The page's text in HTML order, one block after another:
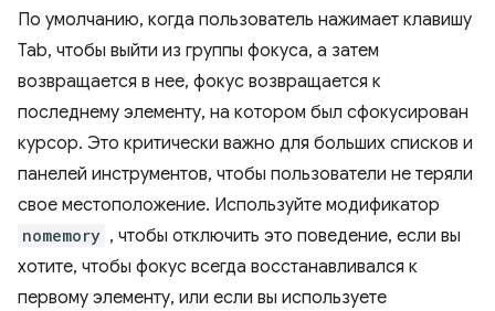
По умолчанию, когда пользователь нажимает клавишу
Tab, чтобы выйти из группы фокуса, а затем
возвращается в нее, фокус возвращается к
последнему элементу, на котором был сфокусирован
курсор. Это критически важно для больших списков и
панелей инструментов, чтобы пользователи не теряли
свое местоположение. Используйте модификатор
nomemory , чтобы отключить это поведение, если вы
хотите, чтобы фокус всегда восстанавливался к
первому элементу, или если вы используете